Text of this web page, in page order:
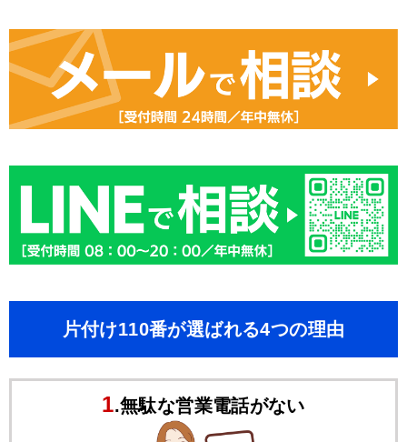
片付け110番が選ばれる4つの理由
1.無駄な営業電話がない